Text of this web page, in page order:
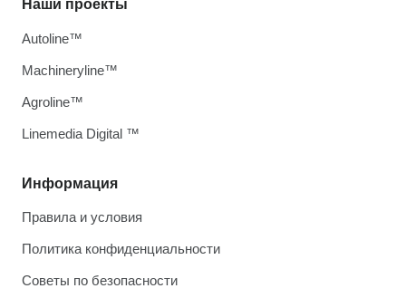
Информация
Правила и условия
Политика конфиденциальности
Советы по безопасности
Наши проекты
Autoline™
Machineryline™
Agroline™
Linemedia Digital ™